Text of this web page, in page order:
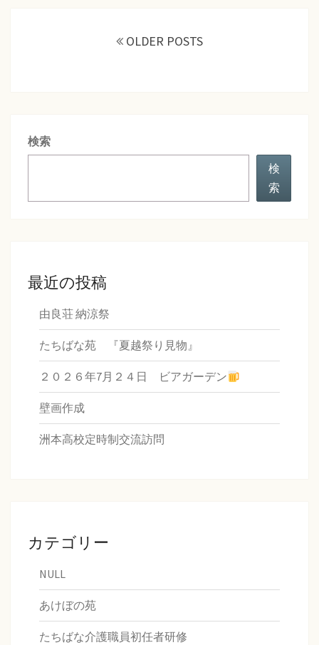
OLDER POSTS
検索
検
索
最近の投稿
由良荘 納涼祭
たちばな苑 『夏越祭り見物』
２０２６年7月２４日 ビアガーデン
壁画作成
洲本高校定時制交流訪問
カテゴリー
NULL
あけぼの苑
たちばな介護職員初任者研修